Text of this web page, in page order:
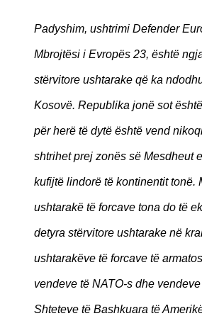
Padyshim, ushtrimi Defender
Mbrojtësi i Evropës 23, është
stërvitore ushtarake që ka
Kosovë. Republika jonë sot
për herë të dytë është vend
shtrihet prej zonës së Mesdheut
kufijtë lindorë të kontinentit tonë.
ushtarakë të forcave tona do të
detyra stërvitore ushtarake në
ushtarakëve të forcave të
vendeve të NATO-s dhe
Shteteve të Bashkuara të